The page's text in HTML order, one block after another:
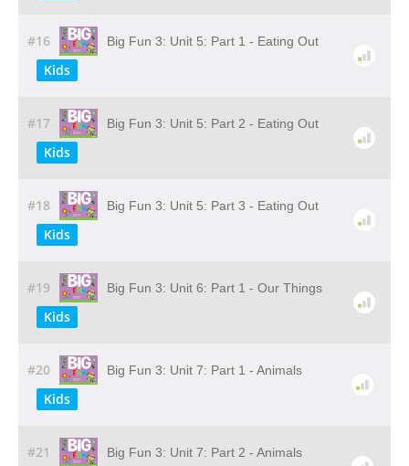
#16 Big Fun 3: Unit 5: Part 1 - Eating Out
Kids
#17 Big Fun 3: Unit 5: Part 2 - Eating Out
Kids
#18 Big Fun 3: Unit 5: Part 3 - Eating Out
Kids
#19 Big Fun 3: Unit 6: Part 1 - Our Things
Kids
#20 Big Fun 3: Unit 7: Part 1 - Animals
Kids
#21 Big Fun 3: Unit 7: Part 2 - Animals